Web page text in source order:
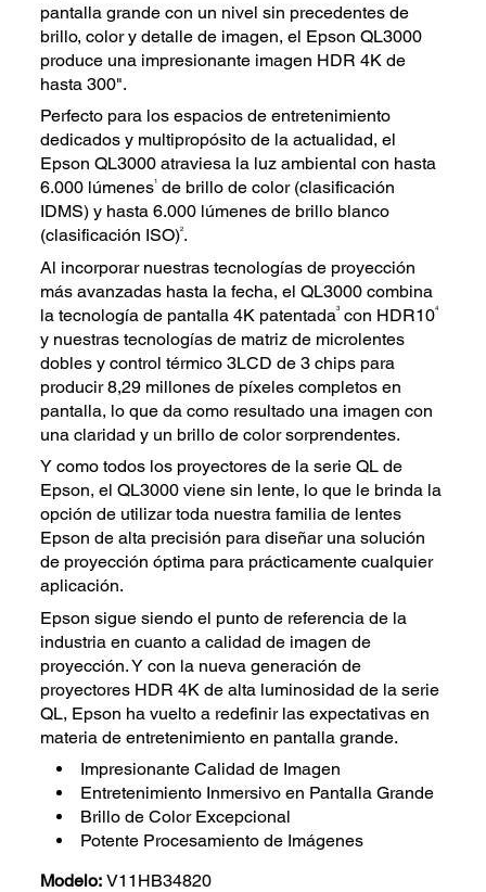
pantalla grande con un nivel sin precedentes de
brillo, color y detalle de imagen, el Epson QL3000
produce una impresionante imagen HDR 4K de
hasta 300".
Perfecto para los espacios de entretenimiento
dedicados y multipropósito de la actualidad, el
Epson QL3000 atraviesa la luz ambiental con hasta
6.000 lúmenes1 de brillo de color (clasificación
IDMS) y hasta 6.000 lúmenes de brillo blanco
(clasificación ISO)2.
Al incorporar nuestras tecnologías de proyección
más avanzadas hasta la fecha, el QL3000 combina
la tecnología de pantalla 4K patentada3 con HDR104
y nuestras tecnologías de matriz de microlentes
dobles y control térmico 3LCD de 3 chips para
producir 8,29 millones de píxeles completos en
pantalla, lo que da como resultado una imagen con
una claridad y un brillo de color sorprendentes.
Y como todos los proyectores de la serie QL de
Epson, el QL3000 viene sin lente, lo que le brinda la
opción de utilizar toda nuestra familia de lentes
Epson de alta precisión para diseñar una solución
de proyección óptima para prácticamente cualquier
aplicación.
Epson sigue siendo el punto de referencia de la
industria en cuanto a calidad de imagen de
proyección. Y con la nueva generación de
proyectores HDR 4K de alta luminosidad de la serie
QL, Epson ha vuelto a redefinir las expectativas en
materia de entretenimiento en pantalla grande.
Impresionante Calidad de Imagen
Entretenimiento Inmersivo en Pantalla Grande
Brillo de Color Excepcional
Potente Procesamiento de Imágenes
Modelo: V11HB34820